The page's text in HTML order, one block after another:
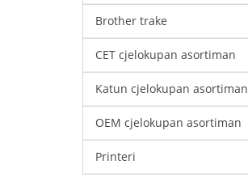
Brother trake
CET cjelokupan asortiman
Katun cjelokupan asortiman
OEM cjelokupan asortiman
Printeri